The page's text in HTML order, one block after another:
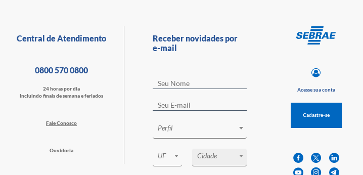
Central de Atendimento
0800 570 0800
24 horas por dia
Incluindo finais de semana e feriados
Fale Conosco
Ouvidoria
Receber novidades por
e-mail
Perfil
UF Cidade
Acesse sua conta
Cadastre-se